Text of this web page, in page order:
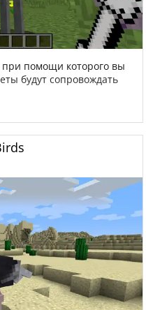
помощи которого вы
будут сопровождать